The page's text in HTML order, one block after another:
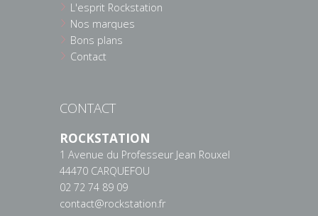
L'esprit Rockstation
Nos marques
Bons plans
Contact
CONTACT
ROCKSTATION
1 Avenue du Professeur Jean Rouxel
44470 CARQUEFOU
02 72 74 89 09
contact@rockstation.fr